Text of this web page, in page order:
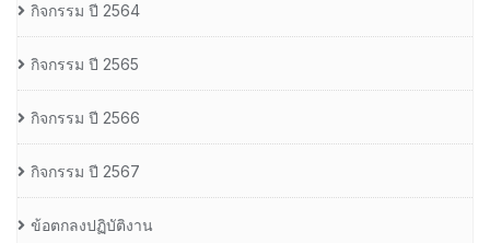
กิจกรรม ปี 2564
กิจกรรม ปี 2565
กิจกรรม ปี 2566
กิจกรรม ปี 2567
ข้อตกลงปฏิบัติงาน